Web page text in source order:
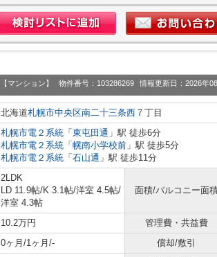
【マンション】 物件番号：103286269 情報更新日：2026年
北海道札幌市中央区南二十三条西 ７丁目
札幌市電２系統 「 東屯田通 」駅 徒歩6分
札幌市電２系統 「 幌南小学校前 」駅 徒歩5分
札幌市電２系統 「 石山通 」駅 徒歩11分
2LDK
LD 11.9帖/K 3.1帖/洋室 4.5帖/
洋室 4.3帖
面積/バルコニー面
10.2万円 管理費・共益費
0ヶ月/1ヶ月/- 償却/敷引